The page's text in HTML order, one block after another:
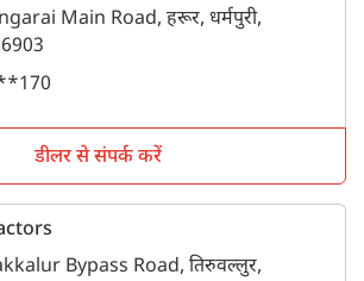
Main Road, हरूर, धर्मपुरी,
डीलर से संपर्क करें
Bypass Road, तिरुवल्लुर,